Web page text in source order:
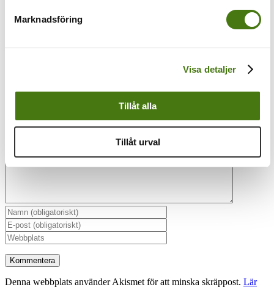
Marknadsföring
Visa detaljer
Tillåt alla
Tillåt urval
Lämna en kommentar
Kommentar
Denna webbplats använder Akismet för att minska skräppost. Lär